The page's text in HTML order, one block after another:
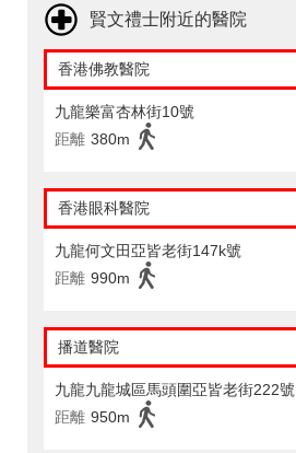
賢文禮士附近的醫院
香港佛教醫院
九龍樂富杏林街10號
距離 380m
香港眼科醫院
九龍何文田亞皆老街147k號
距離 990m
播道醫院
九龍九龍城區馬頭圍亞皆老街222號
距離 950m